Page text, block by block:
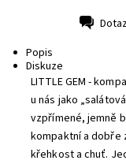
Popis
Diskuze
LITTLE GEM -
u nás jako
vzpřímené, jemně
kompaktní a dobře
křehkost a chuť.